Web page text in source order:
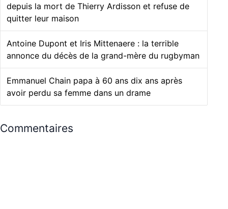
depuis la mort de Thierry Ardisson et refuse de
quitter leur maison
Antoine Dupont et Iris Mittenaere : la terrible
annonce du décès de la grand-mère du rugbyman
Emmanuel Chain papa à 60 ans dix ans après
avoir perdu sa femme dans un drame
Commentaires